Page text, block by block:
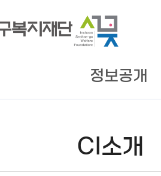
정보공개
CI소개